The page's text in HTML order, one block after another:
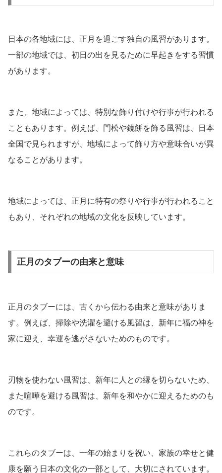
日本の各地域には、正月を過ごす独自の風習があります。
一部の地域では、初日の出を見るために早起きをする習慣
があります。
また、地域によっては、特別な飾り付けや行事が行われる
こともあります。例えば、門松や鏡餅を飾る風習は、日本
全国で見られますが、地域によって飾り方や意味合いが異
なることがあります。
地域によっては、正月に特有の祭りや行事が行われること
もあり、それぞれの地域の文化を反映しています。
正月のタブーの由来と意味
正月のタブーには、古くから伝わる由来と意味がありま
す。例えば、掃除や洗濯を避ける風習は、新年に福の神を
家に迎え、幸運を逃がさないためのものです。
刃物を使わない風習は、新年に人との縁を切らないため、
また喧嘩を避ける風習は、新年を和やかに迎えるためのも
のです。
これらのタブーは、一年の始まりを祝い、家族の幸せと健
康を願う日本の文化の一部として、大切にされています。